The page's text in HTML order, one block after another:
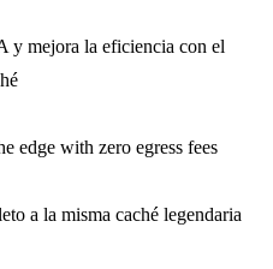
y mejora la eficiencia con el
edge with zero egress fees
a la misma caché legendaria